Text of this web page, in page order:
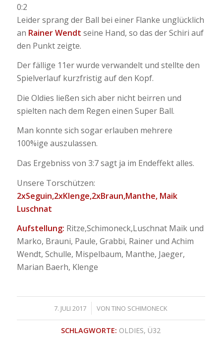
0:2
Leider sprang der Ball bei einer Flanke unglücklich
an Rainer Wendt seine Hand, so das der Schiri auf
den Punkt zeigte.
Der fällige 11er wurde verwandelt und stellte den
Spielverlauf kurzfristig auf den Kopf.
Die Oldies ließen sich aber nicht beirren und
spielten nach dem Regen einen Super Ball.
Man konnte sich sogar erlauben mehrere
100%ige auszulassen.
Das Ergebniss von 3:7 sagt ja im Endeffekt alles.
Unsere Torschützen:
2xSeguin,2xKlenge,2xBraun,Manthe, Maik
Luschnat
Aufstellung: Ritze,Schimoneck,Luschnat Maik und
Marko, Brauni, Paule, Grabbi, Rainer und Achim
Wendt, Schulle, Mispelbaum, Manthe, Jaeger,
Marian Baerh, Klenge
7. JULI 2017
/ VONTINO SCHIMONECK
SCHLAGWORTE: OLDIES, Ü32